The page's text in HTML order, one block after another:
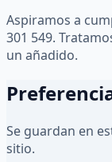
Aspiramos a
301 549.
un añadido.
Se guardan en
sitio.